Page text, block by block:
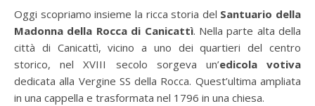
Oggi scopriamo insieme la ricca storia del Santuario della
Madonna della Rocca di Canicattì. Nella parte alta della
città di Canicattì, vicino a uno dei quartieri del centro
storico, nel XVIII secolo sorgeva un’edicola votiva
dedicata alla Vergine SS della Rocca. Quest’ultima ampliata
in una cappella e trasformata nel 1796 in una chiesa.